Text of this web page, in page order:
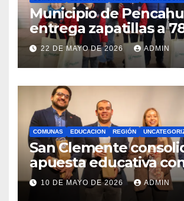
Municipio de
entrega zapatillas a
estudiantes con
Royalty Minero
22 DE MAYO DE 2026 ADMIN
COMUNAS EDUCACION REGIÓN
San Clemente
apuesta educativa
lanzamiento del
Preuniversitario
10 DE MAYO DE 2026 ADMIN